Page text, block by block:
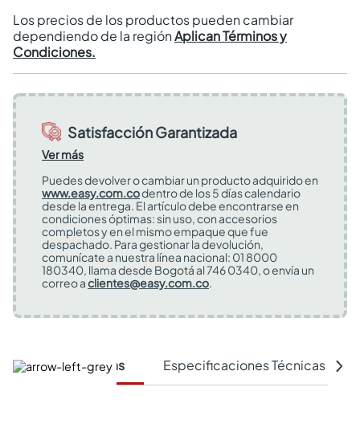
Los precios de los productos pueden cambiar
dependiendo de la regiónAplican Términos y
Condiciones.
Satisfacción Garantizada
Ver más
Puedes devolver o cambiar un producto adquirido en
www.easy.com.codentro de los 5 días calendario
desde la entrega. El artículo debe encontrarse en
condiciones óptimas: sin uso, con accesorios
completos y en el mismo empaque que fue
despachado. Para gestionar la devolución,
comunícate a nuestra línea nacional: 01 8000
180340, llama desde Bogotá al 746 0340, o envía un
correo aclientes@easy.com.co.
Características Especificaciones Técnicas